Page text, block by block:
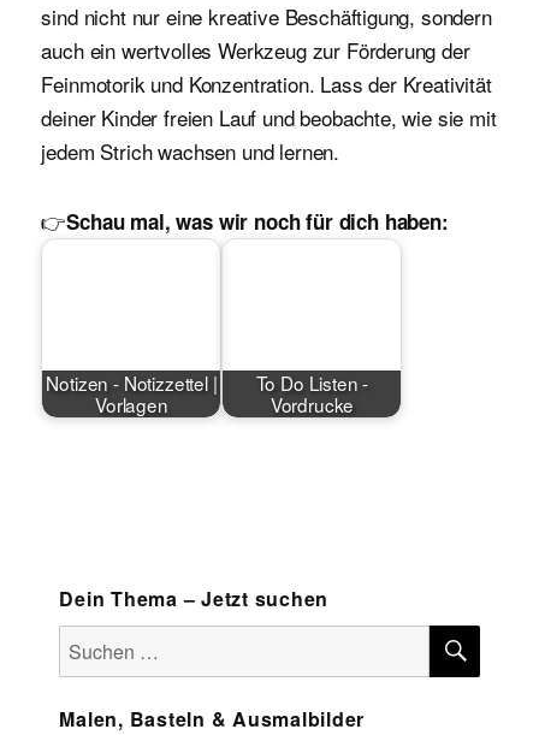
sind nicht nur eine kreative Beschäftigung, sondern
auch ein wertvolles Werkzeug zur Förderung der
Feinmotorik und Konzentration. Lass der Kreativität
deiner Kinder freien Lauf und beobachte, wie sie mit
jedem Strich wachsen und lernen.
👉Schau mal, was wir noch für dich haben:
Notizen - Notizzettel |
Vorlagen
To Do Listen -
Vordrucke
Dein Thema – Jetzt suchen
Suchen
nach:
Malen, Basteln & Ausmalbilder